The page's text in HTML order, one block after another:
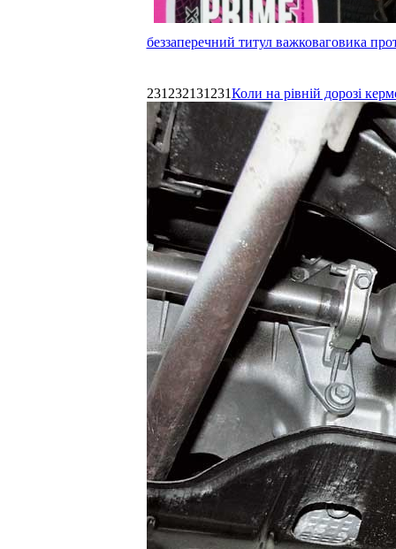
беззаперечний титул важковаговика
231232131231Коли на рівній дорозі